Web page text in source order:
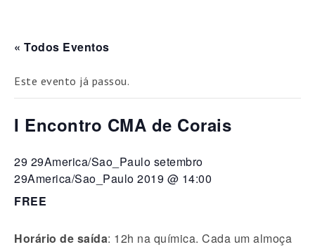
« Todos Eventos
Este evento já passou.
I Encontro CMA de Corais
29 29America/Sao_Paulo setembro
29America/Sao_Paulo 2019 @ 14:00
FREE
Horário de saída: 12h na química. Cada um almoça